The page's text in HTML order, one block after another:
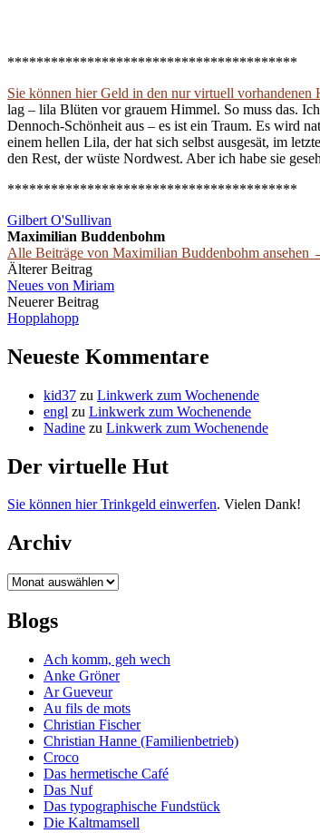
****************************************
Sie können hier Geld in den nur virtuell vorhandenen
lag – lila Blüten vor grauem Himmel. So muss das.
Dennoch-Schönheit aus – es ist ein Traum. Es wird
einem hellen Lila, der hat sich selbst ausgesät, im
den Rest, der wüste Nordwest. Aber ich habe sie
****************************************
Gilbert O'Sullivan
Maximilian Buddenbohm
Alle Beiträge von Maximilian Buddenbohm ansehen
Beitrags-
Navigation
Älterer Beitrag
Neues von Miriam
Neuerer Beitrag
Hopplahopp
Neueste Kommentare
kid37 zu Linkwerk zum Wochenende
engl zu Linkwerk zum Wochenende
Nadine zu Linkwerk zum Wochenende
Der virtuelle Hut
Sie können hier Trinkgeld einwerfen. Vielen Dank!
Archiv
Archiv
Blogs
Ach komm, geh wech
Anke Gröner
Ar Gueveur
Au fils de mots
Christian Fischer
Christian Hanne (Familienbetrieb)
Croco
Das hermetische Café
Das Nuf
Das typographische Fundstück
Die Kaltmamsell